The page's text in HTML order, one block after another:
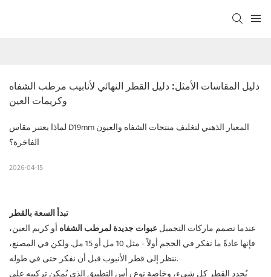
دليل المقاسات الأمثل: دليل القطر النهائي لأنابيب مرطب الشفاه
وكريمات العين
لماذا يعتبر مقاس D19mm المعيار الذهبي لتغليف منتجات الشفاه والعيون
الفاخرة؟
2026-04-15
تبدأ السعة بالقطر
عندما تصمم ماركات التجميلعبوات جديدة لمرطب الشفاه أو كريم العين،
فإنها عادةً ما تفكر في الحجم أولاً - مثل 10 مل أو 15 مل. ولكن في المصنع،
ننظر إلى قطر الأنبوب قبل أن نفكر حتى في طوله.